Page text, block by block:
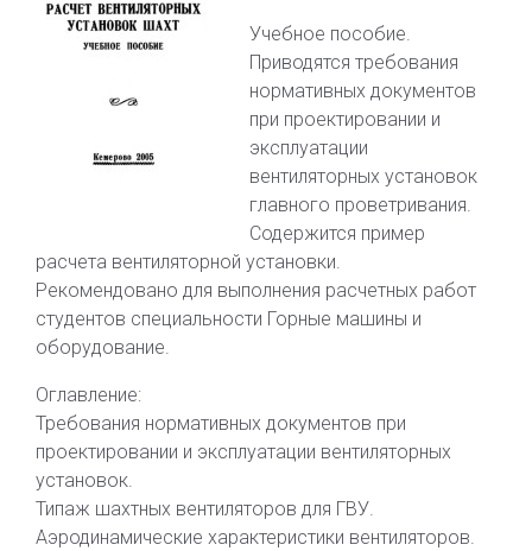
Учебное пособие.
Приводятся требования
нормативных документов
при проектировании и
эксплуатации
вентиляторных установок
главного проветривания.
Содержится пример
расчета вентиляторной установки.
Рекомендовано для выполнения расчетных работ
студентов специальности Горные машины и
оборудование.
Оглавление:
Требования нормативных документов при
проектировании и эксплуатации вентиляторных
установок.
Типаж шахтных вентиляторов для ГВУ.
Аэродинамические характеристики вентиляторов.